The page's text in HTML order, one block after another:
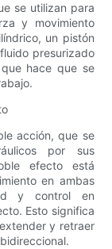
se utilizan para
y ​​movimiento
un pistón
presurizado
hace que se
acción, que se
por sus
efecto está
en ambas
y control en
Esto significa
y retraer